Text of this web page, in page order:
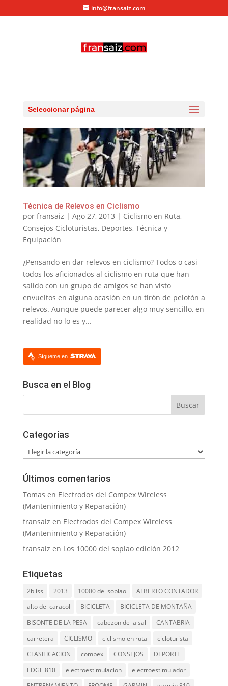
info@fransaiz.com
Seleccionar página
Técnica de Relevos en Ciclismo
por fransaiz | Ago 27, 2013 | Ciclismo en Ruta,
Consejos Cicloturistas, Deportes, Técnica y
Equipación
¿Pensando en dar relevos en ciclismo? Todos o casi
todos los aficionados al ciclismo en ruta que han
salido con un grupo de amigos se han visto
envueltos en alguna ocasión en un tirón de pelotón a
relevos. Aunque puede parecer algo muy sencillo, en
realidad no lo es y...
Sígueme en
Busca en el Blog
Categorías
Categorías
Últimos comentarios
Tomas en Electrodos del Compex Wireless
(Mantenimiento y Reparación)
fransaiz en Electrodos del Compex Wireless
(Mantenimiento y Reparación)
fransaiz en Los 10000 del soplao edición 2012
Etiquetas
2bliss 2013 10000 del soplao
ALBERTO CONTADOR
alto del caracol
BICICLETA
BICICLETA DE MONTAÑA
BISONTE DE LA PESA
cabezon de la sal
CANTABRIA
carretera
CICLISMO ciclismo en ruta
cicloturista
CLASIFICACION
compex CONSEJOS
DEPORTE
EDGE 810
electroestimulacion
electroestimulador